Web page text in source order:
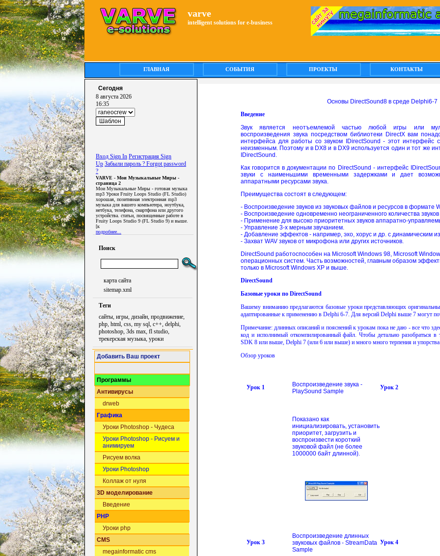
varve
intelligent solutions for e-business
ГЛАВНАЯ СОБЫТИЯ ПРОЕКТЫ КОНТАКТЫ
Сегодня
8 августа 2026
16:35
Вход Sign In Регистрация Sign
Up Забыли пароль ? Forgot password
?
VARVE - Мои Музыкальные Миры -
страница 2
Мои Музыкальные Миры - готовая музыка
mp3 Уроки Fruity Loops Studio (FL Studio)
хорошая, позитивная электронная mp3
музыка для вашего компьютера, ноутбука,
нетбука, телефона, смартфона или другого
устройства. статьи, посвященные работе в
Fruity Loops Studio 9 (FL Studio 9) и выше.
[к
подробнее...
Поиск
карта сайта
sitemap.xml
Теги
сайты, игры, дизайн, продвижение,
php, html, css, my sql, c++, delphi,
photoshop, 3ds max, fl studio,
трекерская музыка, уроки
Добавить Ваш проект
Программы
Антивирусы
drweb
Графика
Уроки Photoshop - Чудеса
Уроки Photoshop - Рисуем и
анимируем
Рисуем волка
Уроки Photoshop
Коллаж от нуля
3D моделирование
Введение
PHP
Уроки php
CMS
megainformatic cms
Основы DirectSound8 в среде Delphi6-7
Введение
Звук является неотъемлемой частью любой игры или
воспроизведения звука посредством библиотеки DirectX вам
интерфейса для работы со звуком IDirectSound - этот интерфейс
неизменным. Поэтому и в DX8 и в DX9 используется один и тот же
IDirectSound.
Как говорится в документации по DirectSound - интерфейс
звуки с наименьшими временными задержками и дает
аппаратными ресурсами звука.
Преимущества состоят в следующем:
- Воспроизведение звуков из звуковых файлов и ресурсов в формате
- Воспроизведение одновременно неограниченного количества
- Применение для высоко приоритетных звуков аппаратно-
- Управление 3-х мерным звучанием.
- Добавление эффектов - например, эхо, хорус и др. с динамическим
- Захват WAV звуков от микрофона или других источников.
DirectSound работоспособен на Microsoft Windows 98, Microsoft
операционных систем. Часть возможностей, главным образом
только в Microsoft Windows XP и выше.
DirectSound
Базовые уроки по DirectSound
Вашему вниманию предлагаются базовые уроки представляющих
адаптированные к применению в Delphi 6-7. Для версий Delphi выше 7 могут
Примечание: длинных описаний и пояснений к урокам пока не даю - все что
код и исполнимый откомпилированный файл. Чтобы детально разобраться
SDK 8 или выше, Delphi 7 (или 6 или выше) и много много терпения и
Обзор уроков
Урок 1
Воспроизведение звука -
PlaySound Sample
Урок 2
Показано как
инициализировать, установить
приоритет, загрузить и
воспроизвести короткий
звуковой файл (не более
1000000 байт длинной).
Урок 3
Воспроизведение длинных
звуковых файлов - StreamData
Sample
Урок 4